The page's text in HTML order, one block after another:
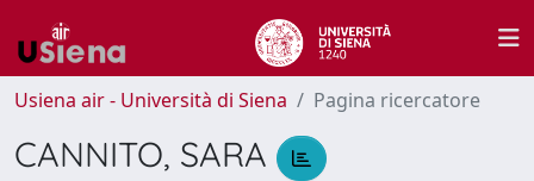
Usiena air - Università di Siena Pagina ricercatore
CANNITO, SARA